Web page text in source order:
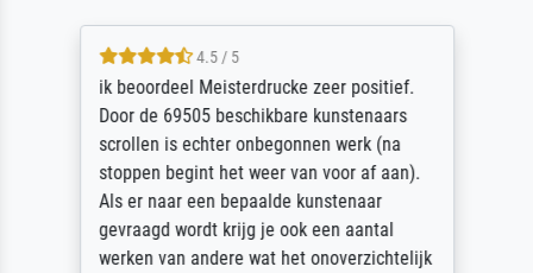
4.5 / 5
ik beoordeel Meisterdrucke zeer positief.
Door de 69505 beschikbare kunstenaars
scrollen is echter onbegonnen werk (na
stoppen begint het weer van voor af aan).
Als er naar een bepaalde kunstenaar
gevraagd wordt krijg je ook een aantal
werken van andere wat het onoverzichtelijk